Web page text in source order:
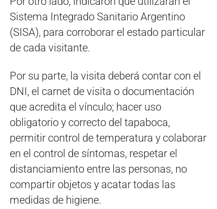
Sistema Integrado Sanitario Argentino
(SISA), para corroborar el estado particular
de cada visitante.
Por su parte, la visita deberá contar con el
DNI, el carnet de visita o documentación
que acredita el vínculo; hacer uso
obligatorio y correcto del tapaboca,
permitir control de temperatura y colaborar
en el control de síntomas, respetar el
distanciamiento entre las personas, no
compartir objetos y acatar todas las
medidas de higiene.